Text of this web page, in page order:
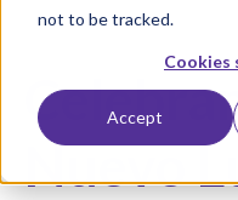
not to be tracked.
Cookies
Accept
Nuevo